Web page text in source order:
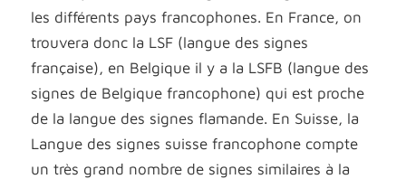
les différents pays francophones. En France, on
trouvera donc la LSF (langue des signes
française), en Belgique il y a la LSFB (langue des
signes de Belgique francophone) qui est proche
de la langue des signes flamande. En Suisse, la
Langue des signes suisse francophone compte
un très grand nombre de signes similaires à la